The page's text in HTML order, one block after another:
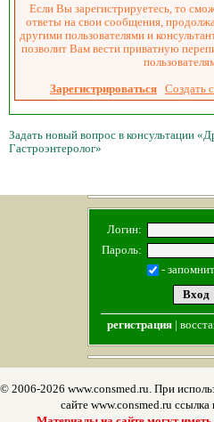
Если Вы зарегистрируетесь, то
ответы на свои сообщения,
другими пользователями и
позволит Вам вести приватную
Зарегистрироваться Создать
Задать новый вопрос в консультации
Гастроэнтеролог»
Логин:
Пароль:
-
регистрация|
© 2006-2026 www.consmed.ru. При
сайте www.consmed.ru ссылка